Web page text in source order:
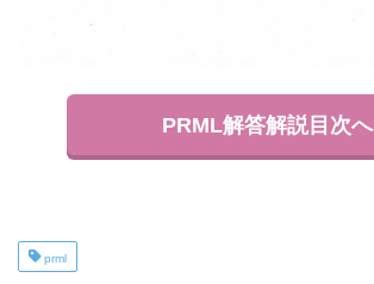
PRML解答解説目次へ
prml